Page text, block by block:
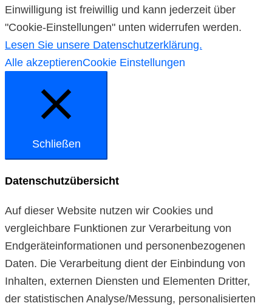
Einwilligung ist freiwillig und kann jederzeit über
"Cookie-Einstellungen" unten widerrufen werden.
Lesen Sie unsere Datenschutzerklärung.
Alle akzeptierenCookie Einstellungen
Schließen
Datenschutzübersicht
Auf dieser Website nutzen wir Cookies und
vergleichbare Funktionen zur Verarbeitung von
Endgeräteinformationen und personenbezogenen
Daten. Die Verarbeitung dient der Einbindung von
Inhalten, externen Diensten und Elementen Dritter,
der statistischen Analyse/Messung, personalisierten